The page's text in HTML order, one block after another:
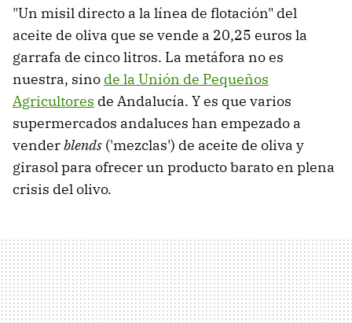
"Un misil directo a la línea de flotación" del
aceite de oliva que se vende a 20,25 euros la
garrafa de cinco litros. La metáfora no es
nuestra, sino de la Unión de Pequeños
Agricultores de Andalucía. Y es que varios
supermercados andaluces han empezado a
venderblends ('mezclas') de aceite de oliva y
girasol para ofrecer un producto barato en plena
crisis del olivo.